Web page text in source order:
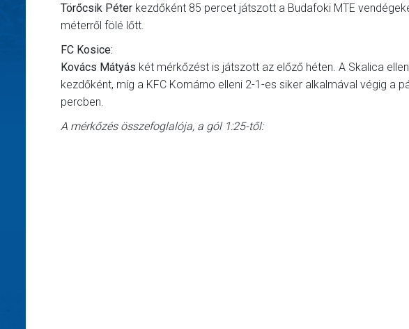
Törőcsik Péter kezdőként 85 percet játszott a Budafoki MTE
méterről fölé lőtt.
FC Kosice:
Kovács Mátyás két mérkőzést is játszott az előző héten. A Skalica
kezdőként, míg a KFC Komárno elleni 2-1-es siker alkalmával végig a
percben.
A mérkőzés összefoglalója, a gól 1:25-től: